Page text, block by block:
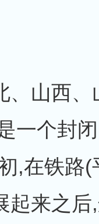
、山西、
一个封
,在铁路(
起来之后